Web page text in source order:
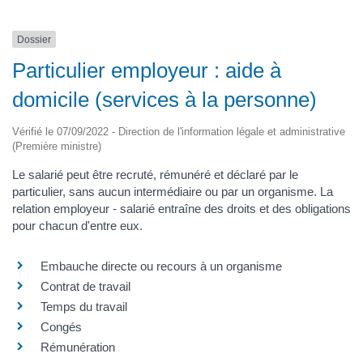
Dossier
Particulier employeur : aide à
domicile (services à la personne)
Vérifié le 07/09/2022 - Direction de l'information légale et administrative
(Première ministre)
Le salarié peut être recruté, rémunéré et déclaré par le
particulier, sans aucun intermédiaire ou par un organisme. La
relation employeur - salarié entraîne des droits et des obligations
pour chacun d'entre eux.
Embauche directe ou recours à un organisme
Contrat de travail
Temps du travail
Congés
Rémunération